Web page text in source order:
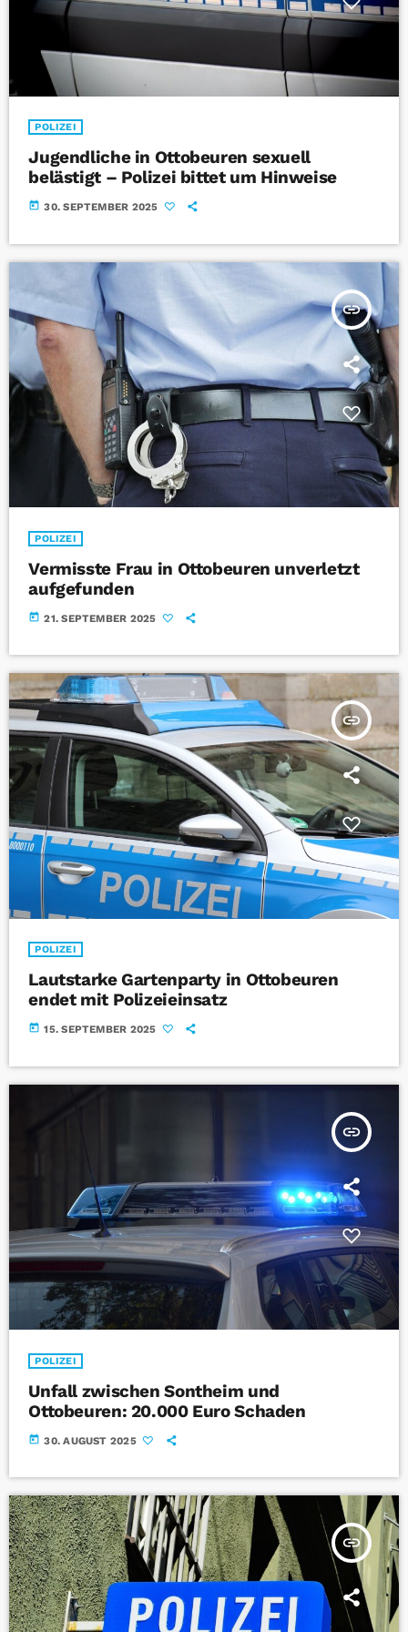
POLIZEI
Jugendliche in Ottobeuren sexuell
belästigt – Polizei bittet um Hinweise
today 30. SEPTEMBER 2025
insert_link
POLIZEI
Vermisste Frau in Ottobeuren unverletzt
aufgefunden
today 21. SEPTEMBER 2025
insert_link
POLIZEI
Lautstarke Gartenparty in Ottobeuren
endet mit Polizeieinsatz
today 15. SEPTEMBER 2025
insert_link
POLIZEI
Unfall zwischen Sontheim und
Ottobeuren: 20.000 Euro Schaden
today 30. AUGUST 2025
insert_link